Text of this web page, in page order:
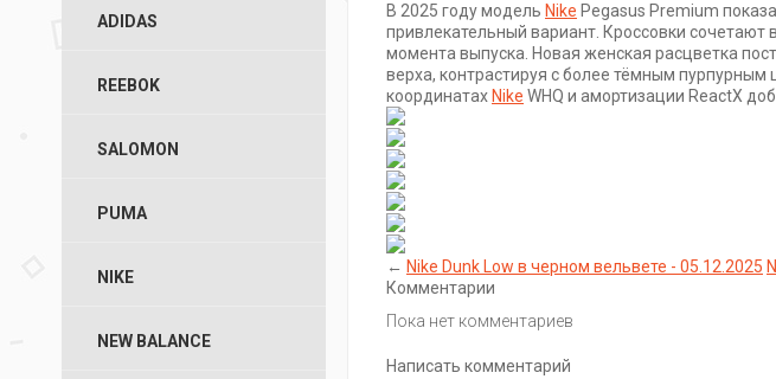
В 2025 году модель Nike Pegasus Premium
привлекательный вариант. Кроссовки сочетают
момента выпуска. Новая женская расцветка
верха, контрастируя с более тёмным
координатах Nike WHQ и амортизации ReactX
← Nike Dunk Low в черном вельвете - 05.12.2025
Комментарии
Пока нет комментариев
Написать комментарий
ADIDAS
REEBOK
SALOMON
PUMA
NIKE
NEW BALANCE